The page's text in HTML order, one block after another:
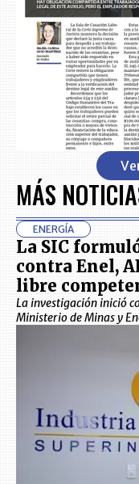
MÁS
ENERGÍA
La SIC
contra Enel,
libre
La investigación inició
Ministerio de Minas y